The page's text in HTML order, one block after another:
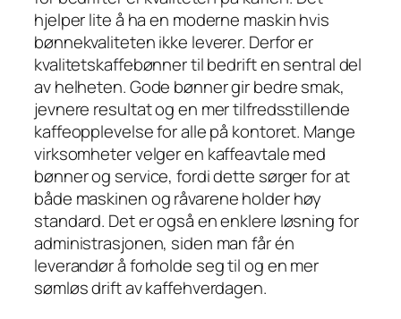
hjelper lite å ha en moderne maskin hvis
bønnekvaliteten ikke leverer. Derfor er
kvalitetskaffebønner til bedrift en sentral del
av helheten. Gode bønner gir bedre smak,
jevnere resultat og en mer tilfredsstillende
kaffeopplevelse for alle på kontoret. Mange
virksomheter velger en kaffeavtale med
bønner og service, fordi dette sørger for at
både maskinen og råvarene holder høy
standard. Det er også en enklere løsning for
administrasjonen, siden man får én
leverandør å forholde seg til og en mer
sømløs drift av kaffehverdagen.